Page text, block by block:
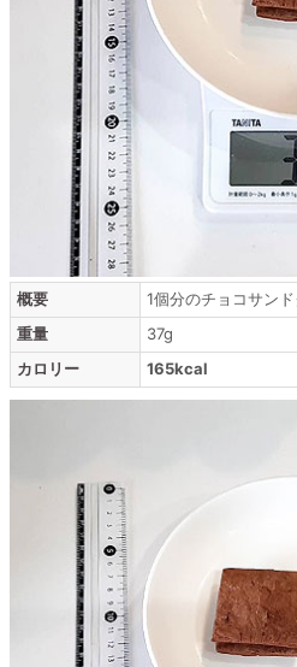
概要
1個分のチョコサン
重量
37g
カロリー
165kcal